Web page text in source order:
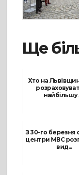
Ще
Хто на
найбільшу
З 30-го березня
центри МВС
вид...